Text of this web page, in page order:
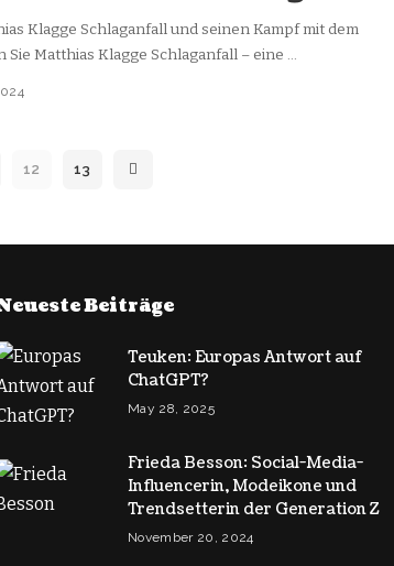
Klagge Schlaganfall und seinen Kampf mit dem
Sie Matthias Klagge Schlaganfall – eine ...
12 13
Beiträge
Teuken: Europas Antwort auf
ChatGPT?
May 28, 2025
Frieda Besson: Social-Media-
Influencerin, Modeikone und
Trendsetterin der Generation Z
November 20, 2024